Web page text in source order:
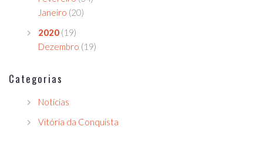
Janeiro (20)
2020 (19)
Dezembro (19)
Categorias
Notícias
Vitória da Conquista